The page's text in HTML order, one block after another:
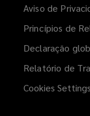
Aviso de
Princípios de
Declaração
Relatório de
Cookies Settings